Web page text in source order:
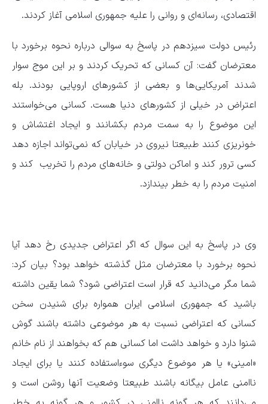
اقتصادی، رسانه‌ای و روانی را علیه جمهوری اسلامی آغاز کردند.
رئیس دولت سیزدهم در پاسخ به سوالی درباره نحوه برخورد با
معترضان گفت: آن کسانی که تحریک کردند و بر این موج سوار
شدند آمریکایی‌ها و بعضی از کشورهای اروپایی بودند. بله
اعتراض در خیلی از کشورهای دنیا هست. کسانی می‌خواستند
این موضوع را به سمت مردم بکشانند و ایجاد اغتشاش و
خونریزی کنند طبیعتا نیروی در خیابان که نمی‌تواند اجازه دهد
کسی ترور کند و اماکن دولتی و خانه‌های مردم را تخریب کند و
امنیت مردم را به خطر بیندازد.
وی در پاسخ به این سوال که اگر اعتراض جدیدی رخ دهد آیا
نحوه برخورد با معترضان مثل گذشته خواهد بود؟ بیان کرد:
شما مگر می‌دانید که قرار است اعتراضی شود؟ شما یقین داشته
باشید که جمهوری اسلامی ایران همواره برای شنیدن سخن
کسانی که اعتراضی نسبت به هر موضوعی داشته باشند گوش
شنوا دارد و خواهد داشت اما کسانی هم که بخواهند از نام خانم
«امینی» یا هر موضوع دیگری سوءاستفاده کنند یا برای ایجاد
ناامنی عامل بیگانه باشند طبیعتا وضعیت آنها روشن است و